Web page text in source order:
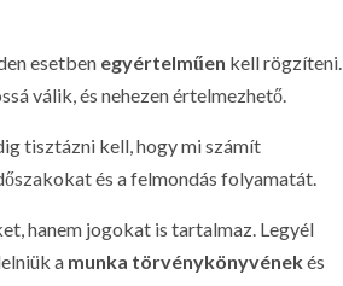
esetben egyértelműen kell rögzíteni.
válik, és nehezen értelmezhető.
tisztázni kell, hogy mi számít
és a felmondás folyamatát.
hanem jogokat is tartalmaz. Legyél
a munka törvénykönyvénekés